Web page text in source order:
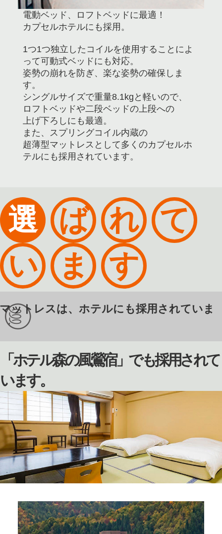
電動ベッド、ロフトベッドに最適！
カプセルホテルにも採用。
1つ1つ独立したコイルを使用することによ
って可動式ベッドにも対応。
姿勢の崩れを防ぎ、楽な姿勢の確保しま
す。
シングルサイズで重量8.1kgと軽いので、
ロフトベッドや二段ベッドの上段への
上げ下ろしにも最適。
また、スプリングコイル内蔵の
超薄型マットレスとして多くのカプセルホ
テルにも採用されています。
選 ば れ
て
い
ま す
ットレスは、ホテルにも採用されていま
「ホテル森の風鶯宿」でも採用されて
います。